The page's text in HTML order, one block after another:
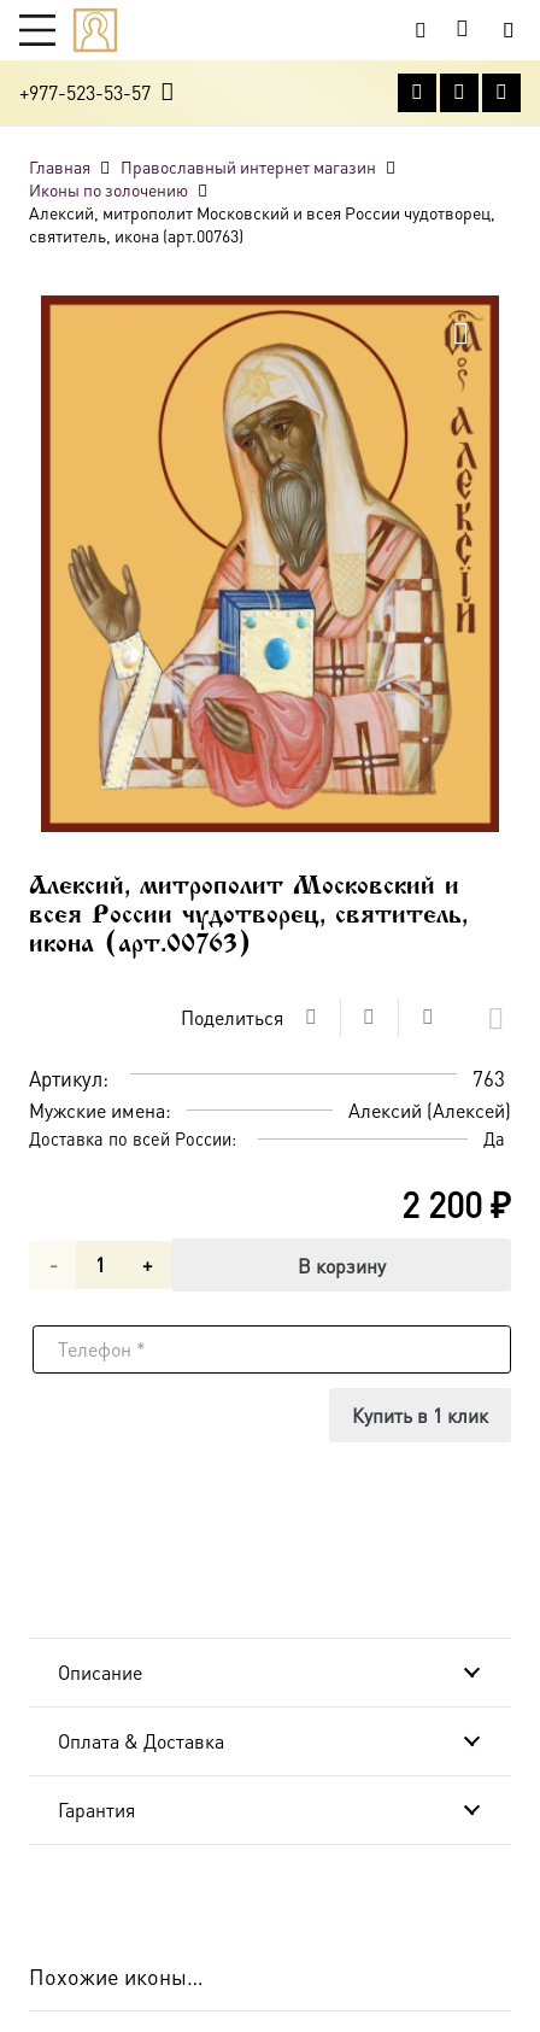
+977-523-53-57
Главная
Православный интернет магазин
Иконы по золочению
Алексий, митрополит Московский и всея России чудотворец,
святитель, икона (арт.00763)
Алексий, митрополит Московский и
всея России чудотворец, святитель,
икона (арт.00763)
Поделиться
Артикул: 763
Мужские имена: Алексий (Алексей)
Доставка по всей России: Да
2 200₽
Количество
Алексий,
икона
В корзину
Купить в 1 клик
Описание
Оплата & Доставка
Гарантия
Похожие иконы…